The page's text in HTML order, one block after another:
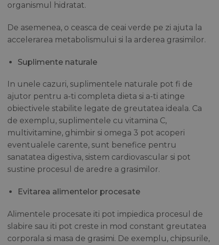
organismul hidratat.
De asemenea, o ceasca de ceai verde pe zi ajuta la
accelerarea metabolismului si la arderea grasimilor.
Suplimente naturale
In unele cazuri, suplimentele naturale pot fi de
ajutor pentru a-ti completa dieta si a-ti atinge
obiectivele stabilite legate de greutatea ideala. Ca
de exemplu, suplimentele cu vitamina C,
multivitamine, ghimbir si omega 3 pot acoperi
eventualele carente, sunt benefice pentru
sanatatea digestiva, sistem cardiovascular si pot
sustine procesul de aredre a grasimilor.
Evitarea alimentelor procesate
Alimentele procesate iti pot impiedica procesul de
slabire sau iti pot creste in mod constant greutatea
corporala si masa de grasimi. De exemplu, chipsurile,